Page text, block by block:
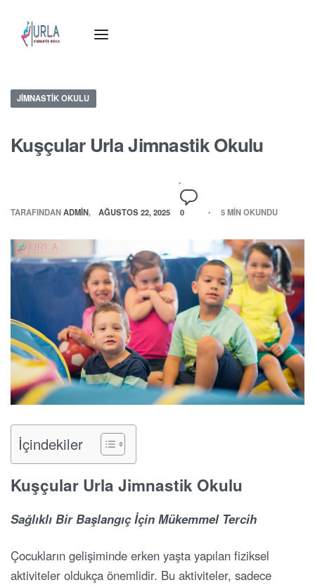
JIMNASTIK OKULU
Kuşçular Urla Jimnastik Okulu
TARAFINDANADMIN AĞUSTOS 22, 2025 0 5 MIN OKUNDU
İçindekiler
Kuşçular Urla Jimnastik Okulu
Sağlıklı Bir Başlangıç İçin Mükemmel Tercih
Çocukların gelişiminde erken yaşta yapılan fiziksel
aktiviteler oldukça önemlidir. Bu aktiviteler, sadece